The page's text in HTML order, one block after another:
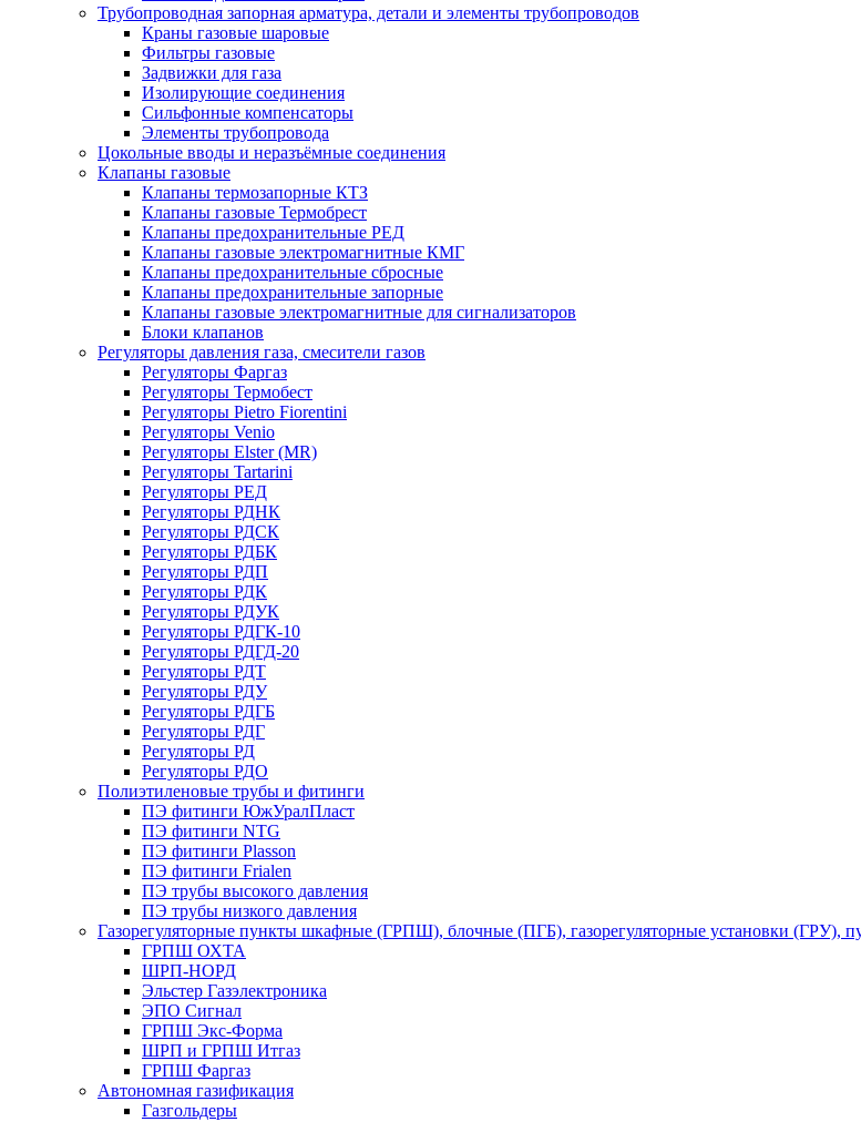
Трубопроводная запорная арматура, детали и элементы трубопроводов
Краны газовые шаровые
Фильтры газовые
Задвижки для газа
Изолирующие соединения
Сильфонные компенсаторы
Элементы трубопровода
Цокольные вводы и неразъёмные соединения
Клапаны газовые
Клапаны термозапорные КТЗ
Клапаны газовые Термобрест
Клапаны предохранительные РЕД
Клапаны газовые электромагнитные КМГ
Клапаны предохранительные сбросные
Клапаны предохранительные запорные
Клапаны газовые электромагнитные для сигнализаторов
Блоки клапанов
Регуляторы давления газа, смесители газов
Регуляторы Фаргаз
Регуляторы Термобест
Регуляторы Pietro Fiorentini
Регуляторы Venio
Регуляторы Elster (MR)
Регуляторы Tartarini
Регуляторы РЕД
Регуляторы РДНК
Регуляторы РДСК
Регуляторы РДБК
Регуляторы РДП
Регуляторы РДК
Регуляторы РДУК
Регуляторы РДГК-10
Регуляторы РДГД-20
Регуляторы РДТ
Регуляторы РДУ
Регуляторы РДГБ
Регуляторы РДГ
Регуляторы РД
Регуляторы РДО
Полиэтиленовые трубы и фитинги
ПЭ фитинги ЮжУралПласт
ПЭ фитинги NTG
ПЭ фитинги Plasson
ПЭ фитинги Frialen
ПЭ трубы высокого давления
ПЭ трубы низкого давления
Газорегуляторные пункты шкафные (ГРПШ), блочные (ПГБ), газорегуляторные установки (ГРУ),
ГРПШ ОХТА
ШРП-НОРД
Эльстер Газэлектроника
ЭПО Сигнал
ГРПШ Экс-Форма
ШРП и ГРПШ Итгаз
ГРПШ Фаргаз
Автономная газификация
Газгольдеры